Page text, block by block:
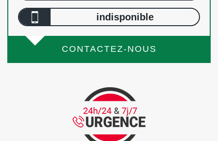
indisponible
CONTACTEZ-NOUS